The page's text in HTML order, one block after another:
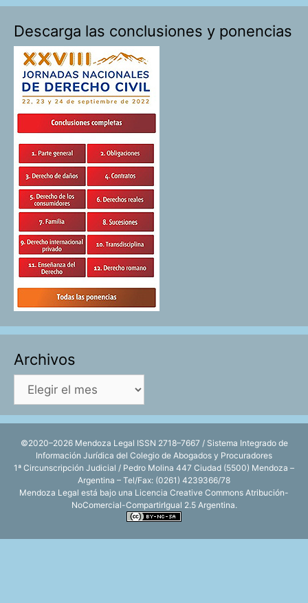
Descarga las conclusiones y ponencias
Archivos
Archivos
©2020–2026 Mendoza Legal ISSN 2718–7667 / Sistema Integrado de
Información Jurídica del Colegio de Abogados y Procuradores
1ª Circunscripción Judicial / Pedro Molina 447 Ciudad (5500) Mendoza –
Argentina – Tel/Fax: (0261) 4239366/78
Mendoza Legal está bajo una Licencia Creative Commons Atribución-
NoComercial-CompartirIgual 2.5 Argentina.